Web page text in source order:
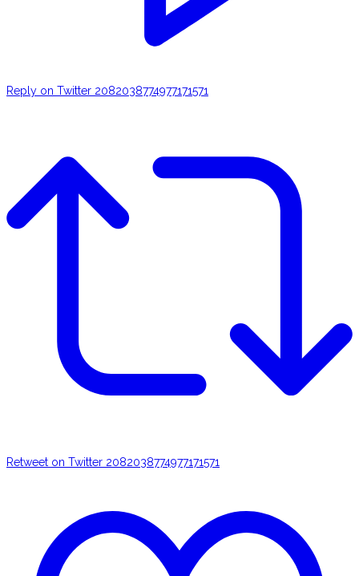
Reply on Twitter 2082038774977171571
Retweet on Twitter 2082038774977171571